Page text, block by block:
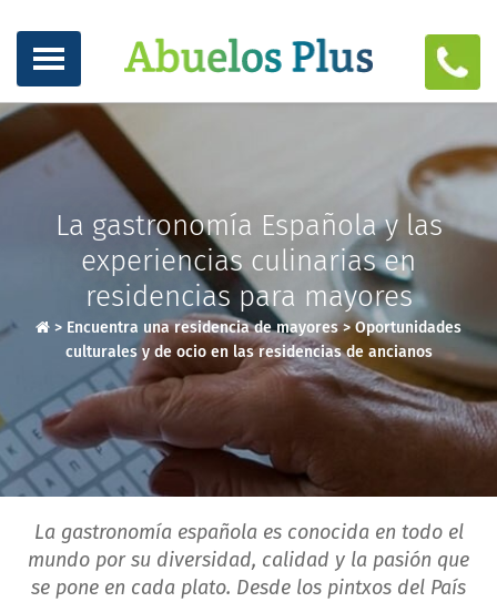
La gastronomía Española y las
experiencias culinarias en
residencias para mayores
> Encuentra una residencia de mayores>Oportunidades
culturales y de ocio en las residencias de ancianos
La gastronomía española es conocida en todo el
mundo por su diversidad, calidad y la pasión que
se pone en cada plato. Desde los pintxos del País